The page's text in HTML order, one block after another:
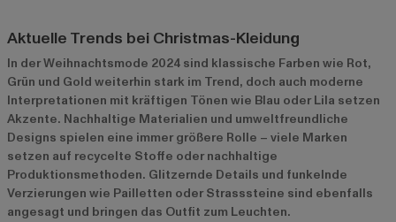
Aktuelle Trends bei Christmas-Kleidung
In der Weihnachtsmode 2024 sind klassische Farben wie Rot,
Grün und Gold weiterhin stark im Trend, doch auch moderne
Interpretationen mit kräftigen Tönen wie Blau oder Lila setzen
Akzente. Nachhaltige Materialien und umweltfreundliche
Designs spielen eine immer größere Rolle – viele Marken
setzen auf recycelte Stoffe oder nachhaltige
Produktionsmethoden. Glitzernde Details und funkelnde
Verzierungen wie Pailletten oder Strasssteine sind ebenfalls
angesagt und bringen das Outfit zum Leuchten.